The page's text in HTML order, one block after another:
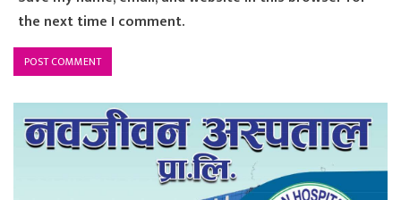
the next time I comment.